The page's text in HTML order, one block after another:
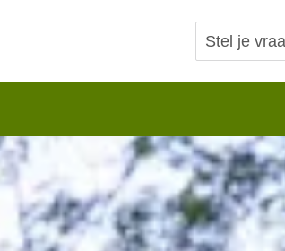
Zoeken
Dank voor je begrip.